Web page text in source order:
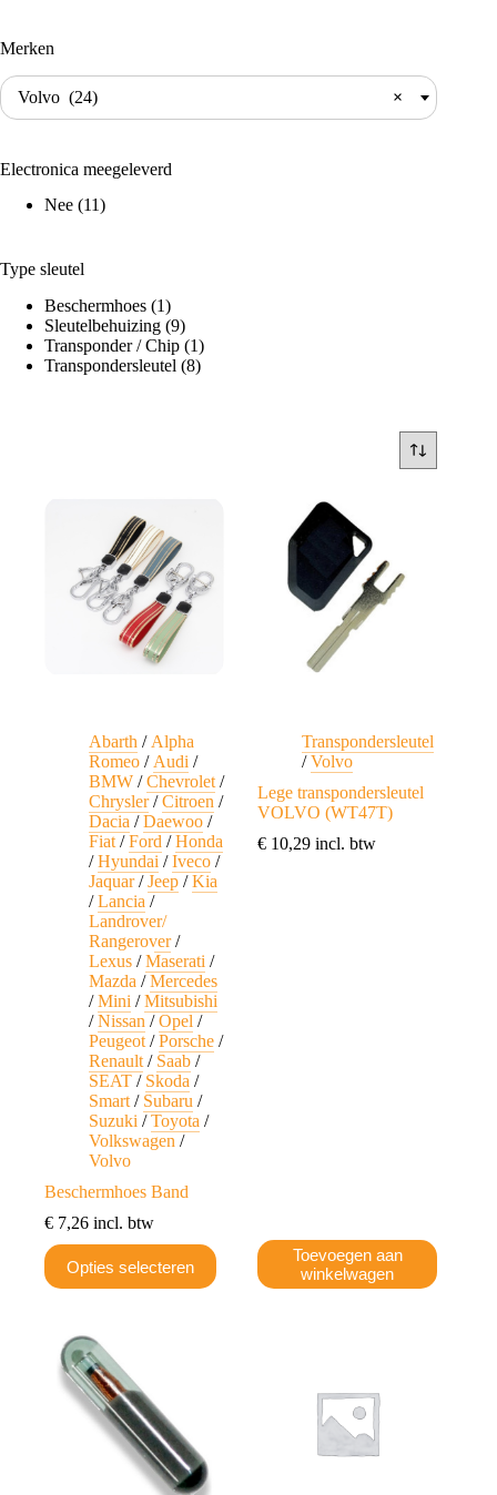
Abarth / Alpha
Romeo / Audi /
BMW /Chevrolet /
Chrysler/Citroen /
Dacia /Daewoo /
Fiat /Ford /Honda
/Hyundai /Iveco /
Jaquar/Jeep /Kia
/Lancia /
Landrover/
Rangerover/
Lexus /Maserati /
Mazda /Mercedes
/Mini /Mitsubishi
/Nissan /Opel /
Peugeot /Porsche /
Renault / Saab /
SEAT / Skoda /
Smart / Subaru /
Suzuki /Toyota /
Volkswagen /
Volvo
Beschermhoes Band
€ 7,26 incl. btw
Opties selecteren
Dit
product
heeft
variaties.
Deze
optie
kan
gekozen
Transpondersleutel
/Volvo
Lege transpondersleutel
VOLVO (WT47T)
€ 10,29 incl. btw
Toevoegen aan
winkelwagen
Merken
×
Volvo (24)
Electronica meegeleverd
Nee (11)
Type sleutel
Beschermhoes (1)
Sleutelbehuizing (9)
Transponder / Chip (1)
Transpondersleutel (8)